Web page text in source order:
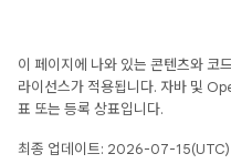
이 페이지에 나와 있는 콘텐츠와 코
라이선스가 적용됩니다. 자바 및
표 또는 등록 상표입니다.
최종 업데이트: 2026-07-15(UTC)